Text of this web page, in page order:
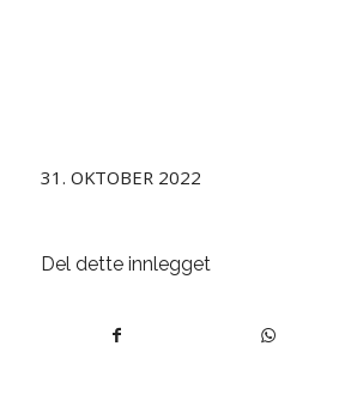
31. OKTOBER 2022
Del dette innlegget